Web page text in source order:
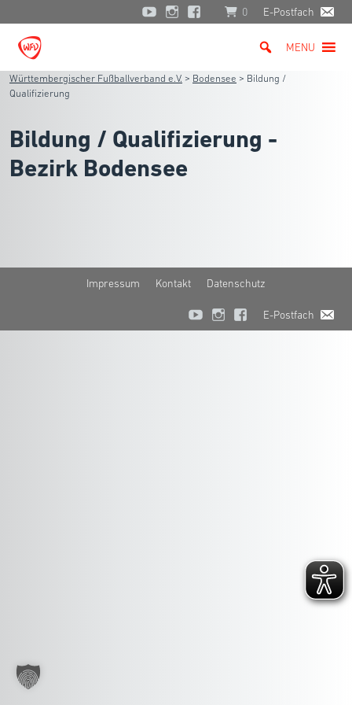
0 E-Postfach
MENU
Württembergischer Fußballverband e.V. > Bodensee > Bildung /
Qualifizierung
Bildung / Qualifizierung -
Bezirk Bodensee
Impressum Kontakt Datenschutz
E-Postfach